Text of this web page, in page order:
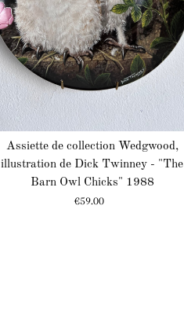
Assiette de collection Wedgwood,
illustration de Dick Twinney - "The
Barn Owl Chicks" 1988
Prix
€59.00